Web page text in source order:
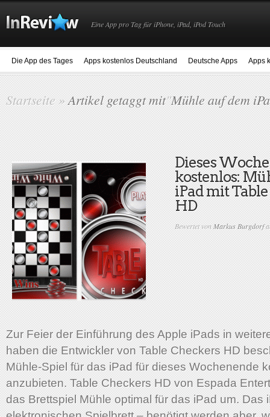
Eine App pro Tag für iPhone, iPad, iPod Touch
Die App des Tages Apps kostenlos Deutschland Deutsche Apps Apps
Startseite »Artikel getaggt mit"Mühle auf dem
Dieses
kostenlos:
iPad mit
HD
Bewertet vonMarkus Burgdorf
Zur Feier der Einführung des Apple iPads in
haben die Entwickler von Table Checkers HD
Mühle-Spiel für das iPad für dieses Wochenende
anzubieten. Table Checkers HD von Espada
das Brettspiel Mühle optimal für das iPad um. Das